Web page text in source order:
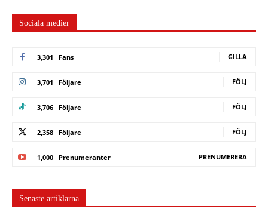
Sociala medier
3,301 Fans GILLA
3,701 Följare FÖLJ
3,706 Följare FÖLJ
2,358 Följare FÖLJ
1,000 Prenumeranter PRENUMERERA
Senaste artiklarna